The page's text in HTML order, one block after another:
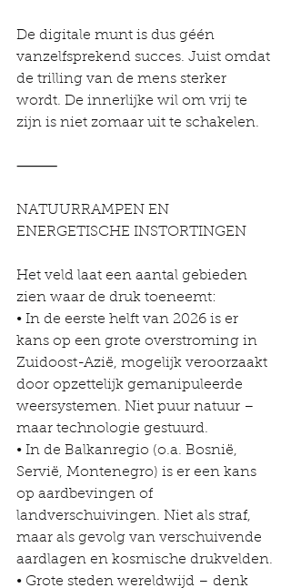
De digitale munt is dus géén
vanzelfsprekend succes. Juist omdat
de trilling van de mens sterker
wordt. De innerlijke wil om vrij te
zijn is niet zomaar uit te schakelen.
⸻
NATUURRAMPEN EN
ENERGETISCHE INSTORTINGEN
Het veld laat een aantal gebieden
zien waar de druk toeneemt:
• In de eerste helft van 2026 is er
kans op een grote overstroming in
Zuidoost-Azië, mogelijk veroorzaakt
door opzettelijk gemanipuleerde
weersystemen. Niet puur natuur –
maar technologie gestuurd.
• In de Balkanregio (o.a. Bosnië,
Servië, Montenegro) is er een kans
op aardbevingen of
landverschuivingen. Niet als straf,
maar als gevolg van verschuivende
aardlagen en kosmische drukvelden.
• Grote steden wereldwijd – denk